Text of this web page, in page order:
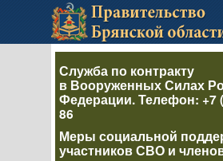
Служба по контракту
в Вооруженных Силах
Федерации. Телефон: +7
86
Меры социальной
участников СВО и